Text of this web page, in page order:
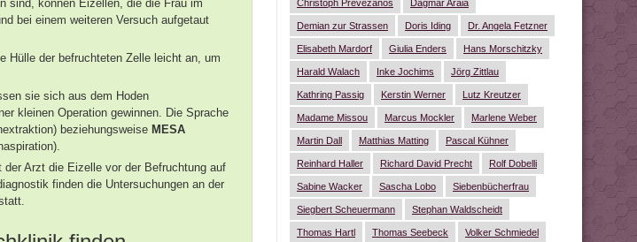
sind, können Eizellen, die die Frau im
bei einem weiteren Versuch aufgetaut
Hülle der befruchteten Zelle leicht an, um
sie sich aus dem Hoden
kleinen Operation gewinnen. Die Sprache
beziehungsweise MESA
der Arzt die Eizelle vor der Befruchtung auf
finden die Untersuchungen an der
Christoph Prevezanos Dagmar Araia
Demian zur Strassen Doris Iding Dr. Angela Fetzner
Elisabeth Mardorf Giulia Enders Hans Morschitzky
Harald Walach Inke Jochims Jörg Zittlau
Kathring Passig Kerstin Werner Lutz Kreutzer
Madame Missou Marcus Mockler Marlene Weber
Martin Dall Matthias Matting Pascal Kühner
Reinhard Haller Richard David Precht Rolf Dobelli
Sabine Wacker Sascha Lobo Siebenbücherfrau
Siegbert Scheuermann Stephan Waldscheidt
Thomas Hartl Thomas Seebeck Volker Schmiedel